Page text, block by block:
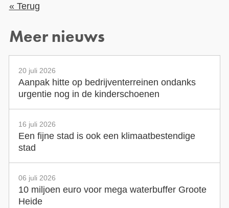
« Terug
Meer nieuws
20 juli 2026
Aanpak hitte op bedrijventerreinen ondanks
urgentie nog in de kinderschoenen
16 juli 2026
Een fijne stad is ook een klimaatbestendige
stad
06 juli 2026
10 miljoen euro voor mega waterbuffer Groote
Heide